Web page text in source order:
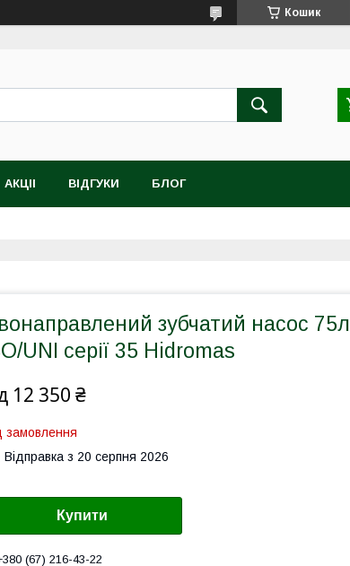
Кошик
АКЦІІ ВІДГУКИ БЛОГ
зубчатий насос 75л
UNI серії 35 Hidromas
12 350 ₴
замовлення
Відправка з 20 серпня 2026
Купити
(67) 216-43-22